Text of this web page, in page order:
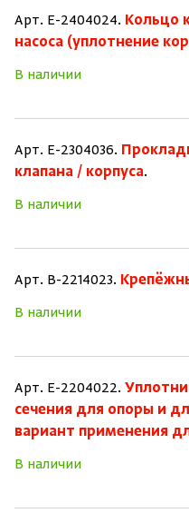
Арт. E-2404024. Кольцо
насоса (уплотнение
В наличии
Арт. E-2304036.
клапана / корпуса.
В наличии
Арт. B-2214023.
В наличии
Арт. E-2204022.
сечения для опоры и
вариант применения
В наличии